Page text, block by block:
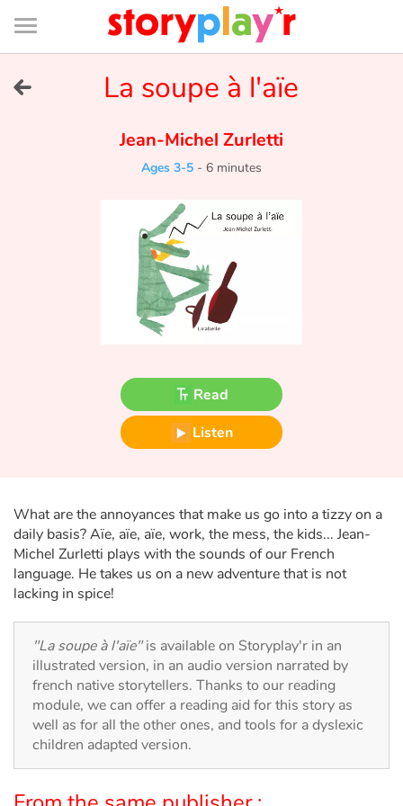
Connexion
Bibliothèque
de
page
Fable, myth, literature and poetry
Heroines and Heroes
Ecology, nature, seasons
Travel, epic, investigation, adventure
Around the world
Learning
La soupe à l'aïe
Jean-Michel Zurletti
Ages 3-5 - 6 minutes
Read
Listen
What are the annoyances that make us go into a tizzy on a
daily basis? Aïe, aïe, aïe, work, the mess, the kids... Jean-
Michel Zurletti plays with the sounds of our French
language. He takes us on a new adventure that is not
lacking in spice!
"La soupe à l'aïe"is available on Storyplay'r in an
illustrated version, in an audio version narrated by
french native storytellers. Thanks to our reading
module, we can offer a reading aid for this story as
well as for all the other ones, and tools for a dyslexic
children adapted version.